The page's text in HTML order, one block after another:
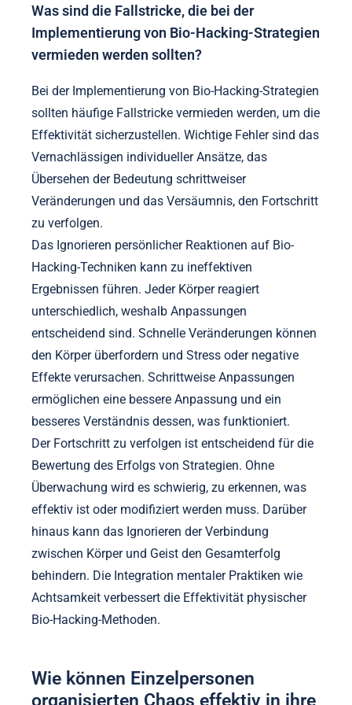
möglicherweise mehr auf die Effizienz- und
Produktivitätsaspekte von Bio-Hacking-Strategien
und betrachten Körper-Geist-Praktiken als
Divergenz im Verständnis beeinflusst, wie
Einzelpersonen mit diesen Praktiken umgehen,
welche wahrgenommenen Vorteile sie haben und
welche Methoden angewendet werden. Letztlich
prägen kulturelle Narrative die Annahme und
Anpassung von organisiertem Chaos im Bio-
Hacking und spiegeln breitere gesellschaftliche
Werte und Überzeugungen wider.
Was sind die Fallstricke, die bei der
Implementierung von Bio-Hacking-Strategien
vermieden werden sollten?
Bei der Implementierung von Bio-Hacking-Strategien
sollten häufige Fallstricke vermieden werden, um die
Effektivität sicherzustellen. Wichtige Fehler sind das
Vernachlässigen individueller Ansätze, das
Übersehen der Bedeutung schrittweiser
Veränderungen und das Versäumnis, den Fortschritt
zu verfolgen.
Hacking-Techniken kann zu ineffektiven
Ergebnissen führen. Jeder Körper reagiert
unterschiedlich, weshalb Anpassungen
entscheidend sind. Schnelle Veränderungen können
den Körper überfordern und Stress oder negative
ermöglichen eine bessere Anpassung und ein
besseres Verständnis dessen, was funktioniert.